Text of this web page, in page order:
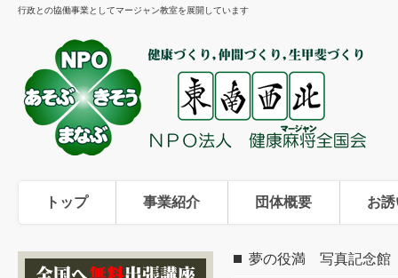
行政との協働事業としてマージャン教室を展開しています
トップ 事業紹介 団体概要 お
夢の役満 写真記念館